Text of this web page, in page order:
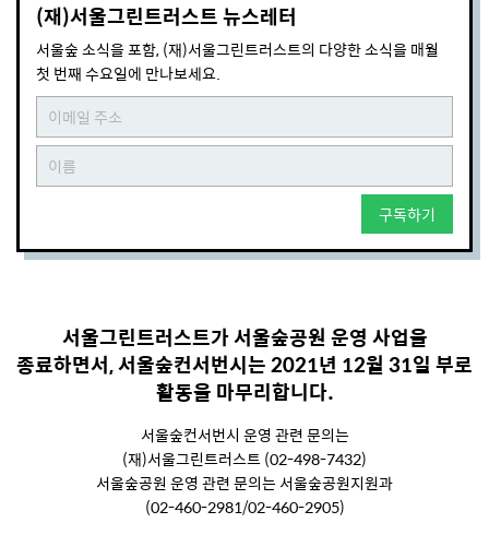
(재)서울그린트러스트 뉴스레터
서울숲 소식을 포함, (재)서울그린트러스트의 다양한 소식을 매월
첫 번째 수요일에 만나보세요.
구독하기
서울그린트러스트가 서울숲공원 운영 사업을
종료하면서, 서울숲컨서번시는 2021년 12월 31일 부로
활동을 마무리합니다.
서울숲컨서번시 운영 관련 문의는
(재)서울그린트러스트 (02-498-7432)
서울숲공원 운영 관련 문의는 서울숲공원지원과
(02-460-2981/02-460-2905)